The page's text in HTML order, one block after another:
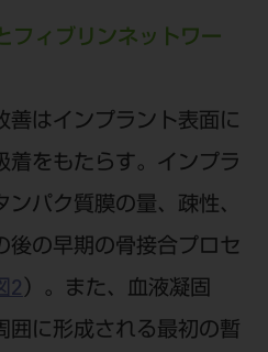
フィブリンネットワー
善はインプラント表面に
着をもたらす。インプラ
パク質膜の量、疎性、
後の早期の骨接合プロセ
2 ）。また、血液凝固
囲に形成される最初の暫